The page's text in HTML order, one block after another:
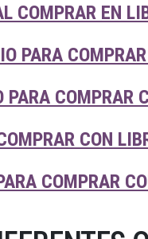
EN
PARA
COMPRAR
CON
COMPRAR